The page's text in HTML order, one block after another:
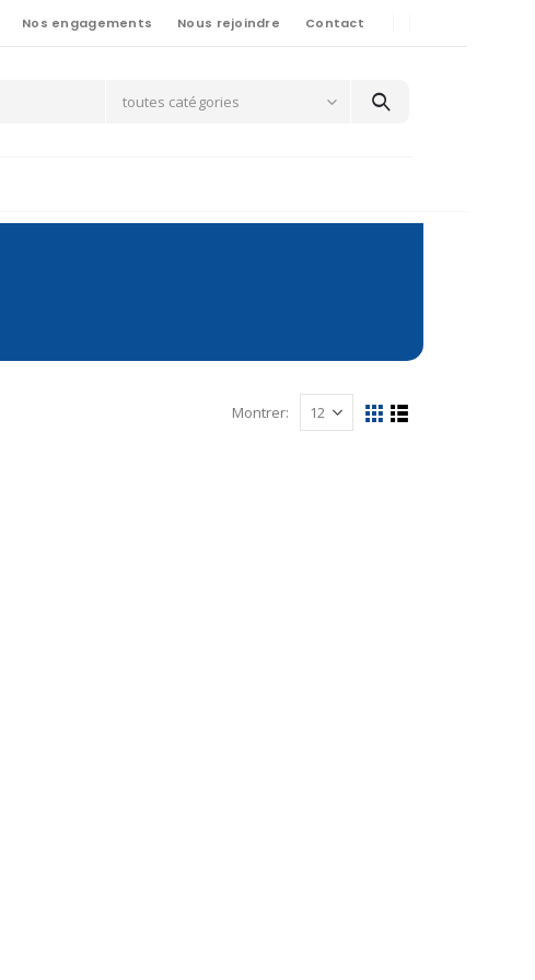
Nos engagements Nous rejoindre Contact
toutes catégories
Montrer: